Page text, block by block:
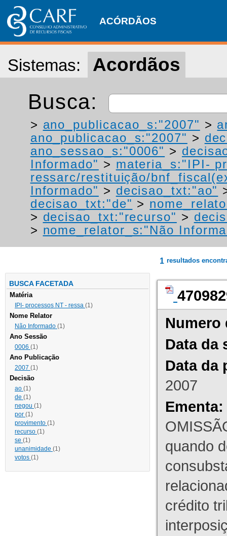
ACÓRDÃOS
Sistemas: Acordãos
Busca:
> ano_publicacao_s:"2007" >
ano_publicacao_s:"2007" >
ano_sessao_s:"0006" >
Informado" > materia_s:"IPI-
ressarc/restituição/
Informado" > decisao_txt:"ao"
decisao_txt:"de" >
> decisao_txt:"recurso" >
> nome_relator_s:"Não
BUSCA FACETADA
Matéria
IPI- processos NT - ressa (1)
Nome Relator
Não Informado (1)
Ano Sessão
0006 (1)
Ano Publicação
2007 (1)
Decisão
ao (1)
de (1)
negou (1)
por (1)
provimento (1)
recurso (1)
se (1)
unanimidade (1)
votos (1)
1 resultados
Numero
Data da
Data da
2007
Ementa:
quando
crédito